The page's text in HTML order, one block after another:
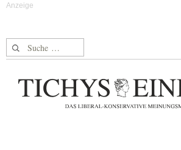
Suche nach: